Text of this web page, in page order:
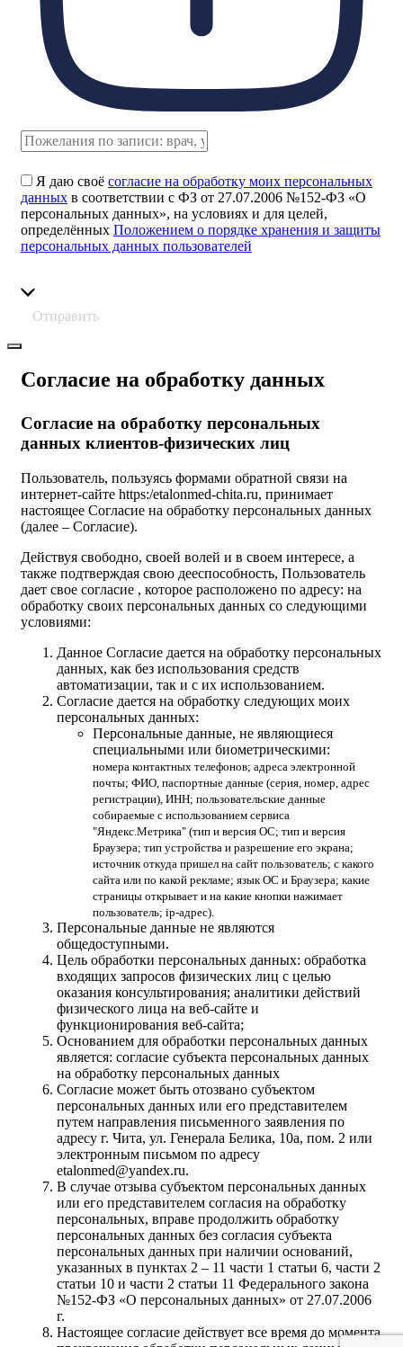
Я даю своё согласие на обработку моих персональных
данных в соответствии с ФЗ от 27.07.2006 №152-ФЗ «О
персональных данных», на условиях и для целей,
определённых Положением о порядке хранения и защиты
персональных данных пользователей
Отправить
Согласие на обработку данных
Согласие на обработку персональных
данных клиентов-физических лиц
Пользователь, пользуясь формами обратной связи на
интернет-сайте https:/etalonmed-chita.ru, принимает
настоящее Согласие на обработку персональных данных
(далее – Согласие).
Действуя свободно, своей волей и в своем интересе, а
также подтверждая свою дееспособность, Пользователь
дает свое согласие , которое расположено по адресу: на
обработку своих персональных данных со следующими
условиями:
Данное Согласие дается на обработку персональных
данных, как без использования средств
автоматизации, так и с их использованием.
Согласие дается на обработку следующих моих
персональных данных:
Персональные данные, не являющиеся
специальными или биометрическими:
номера контактных телефонов; адреса электронной
почты; ФИО, паспортные данные (серия, номер, адрес
регистрации), ИНН; пользовательские данные
собираемые с использованием сервиса
"Яндекс.Метрика" (тип и версия ОС; тип и версия
Браузера; тип устройства и разрешение его экрана;
источник откуда пришел на сайт пользователь; с какого
сайта или по какой рекламе; язык ОС и Браузера; какие
страницы открывает и на какие кнопки нажимает
пользователь; ip-адрес).
Персональные данные не являются
общедоступными.
Цель обработки персональных данных: обработка
входящих запросов физических лиц с целью
оказания консультирования; аналитики действий
физического лица на веб-сайте и
функционирования веб-сайта;
Основанием для обработки персональных данных
является: согласие субъекта персональных данных
на обработку персональных данных
Согласие может быть отозвано субъектом
персональных данных или его представителем
путем направления письменного заявления по
адресу г. Чита, ул. Генерала Белика, 10а, пом. 2 или
электронным письмом по адресу
etalonmed@yandex.ru.
В случае отзыва субъектом персональных данных
или его представителем согласия на обработку
персональных, вправе продолжить обработку
персональных данных без согласия субъекта
персональных данных при наличии оснований,
указанных в пунктах 2 – 11 части 1 статьи 6, части 2
статьи 10 и части 2 статьи 11 Федерального закона
№152-ФЗ «О персональных данных» от 27.07.2006
г.
Настоящее согласие действует все время до момента